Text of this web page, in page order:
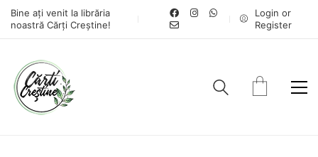
Bine ați venit la librăria
noastră Cărți Creștine!
Login or
Register